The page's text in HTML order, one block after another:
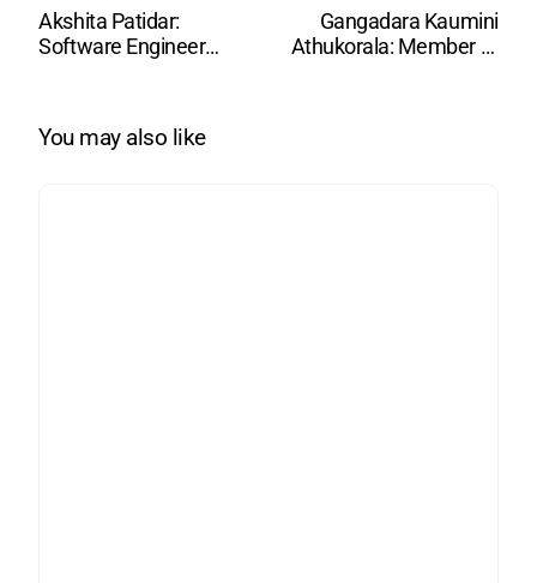
Akshita Patidar:
Software Engineer
Gangadara Kaumini
Athukorala: Member of
You may also like